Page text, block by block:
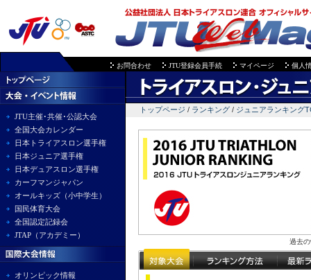
お問合わせ JTU登録会員手続 マイページ 個人
JTU主催･共催･公認大会
全国大会カレンダー
日本トライアスロン選手権
日本ジュニア選手権
日本デュアスロン選手権
カーフマンジャパン
オールキッズ（小中学生）
国民体育大会
全国認定記録会
JTAP（アカデミー）
オリンピック情報
トップページ / ランキング / ジュニアランキング
過去